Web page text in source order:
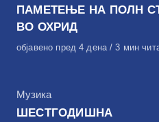
ПАМЕТЕЊЕ НА ПОЛН
ВО ОХРИД
Објавено
објавено пред 4 дена 3 мин
КАтегорија
Музика
ШЕСТГОДИШНА